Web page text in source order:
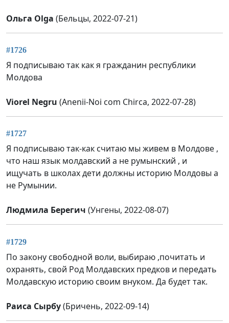
Ольга Olga (Бельцы, 2022-07-21)
#1726
Я подписываю так как я гражданин республики
Молдова
Viorel Negru (Anenii-Noi com Chirca, 2022-07-28)
#1727
Я подписываю так-как считаю мы живем в Молдове ,
что наш язык молдавский а не румынский , и
ищучать в школах дети должны историю Молдовы а
не Румынии.
Людмила Берегич (Унгены, 2022-08-07)
#1729
По закону свободной воли, выбираю ,почитать и
охранять, свой Род Молдавских предков и передать
Молдавскую историю своим внуком. Да будет так.
Раиса Сырбу(Бричень, 2022-09-14)